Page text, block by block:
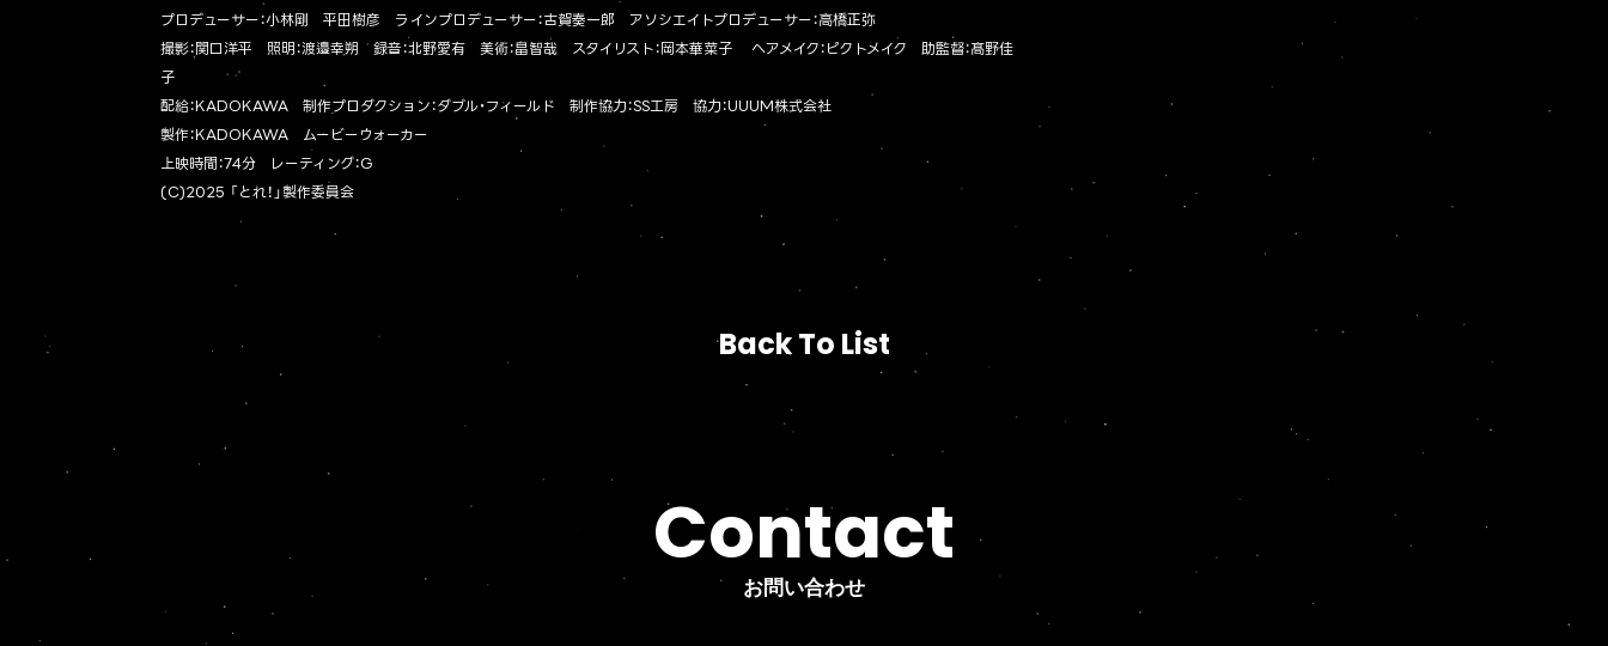
プロデューサー：小林剛 平田樹彦 ラインプロデューサー：古賀奏一郎 アソシエイトプロデューサー：高橋正弥
撮影：関口洋平 照明：渡邉幸朔 録音：北野愛有 美術：畠智哉 スタイリスト：岡本華菜子 ヘアメイク：ピクトメイク 助監督：髙野佳
子
配給：KADOKAWA 制作プロダクション：ダブル・フィールド 制作協力：SS工房 協力：UUUM株式会社
製作：KADOKAWA ムービーウォーカー
上映時間：74分 レーティング：G
(C)2025 「とれ！」製作委員会
Back To List
Back To List
Contact
お問い合わせ